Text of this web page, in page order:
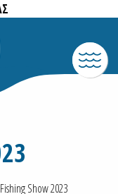
Show 2023